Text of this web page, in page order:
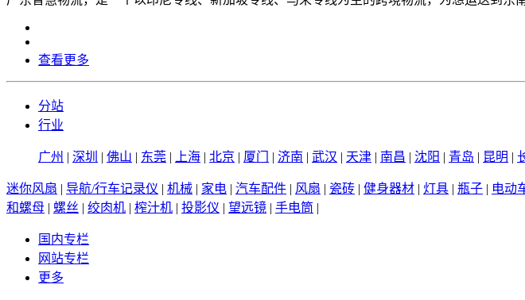
查看更多
分站
行业
广州 | 深圳 | 佛山 | 东莞 | 上海 | 北京 | 厦门 | 济南 | 武汉 | 天津 | 南昌 | 沈阳 | 青岛 | 昆明 |
迷你风扇 | 导航/行车记录仪 | 机械 | 家电 | 汽车配件 | 风扇 | 瓷砖 | 健身器材 | 灯具 | 瓶子 | 电动
和螺母 | 螺丝 | 绞肉机 | 榨汁机 | 投影仪 | 望远镜 | 手电筒 |
国内专栏
网站专栏
更多